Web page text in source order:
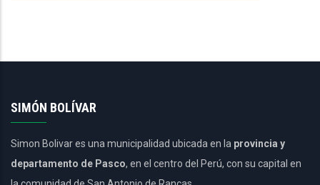
SIMÓN BOLÍVAR
Simon Bolivar es una municipalidad ubicada en la provincia y
departamento de Pasco, en el centro del Perú, con su capital en